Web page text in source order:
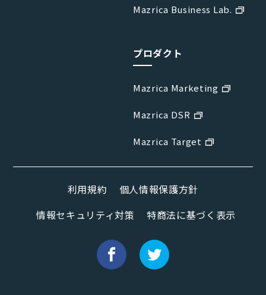
Mazrica Business Lab.
プロダクト
Mazrica Marketing
Mazrica DSR
Mazrica Target
利用規約
個人情報保護方針
情報セキュリティ対策
特商法に基づく表示